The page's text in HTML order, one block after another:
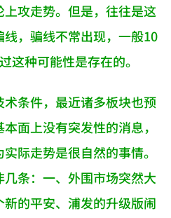
攻走势。但是，往往是这
，骗线不常出现，一般10
这种可能性是存在的。
条件，最近诸多板块也预
面上没有突发性的消息，
际走势是很自然的事情。
条：一、外围市场突然大
的平安、浦发的升级版闹